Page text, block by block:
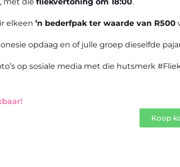
elkeen ’n bederfpak ter waarde van R500
opdaag en of julle groep dieselfde
op sosiale media met die hutsmerk
Koop